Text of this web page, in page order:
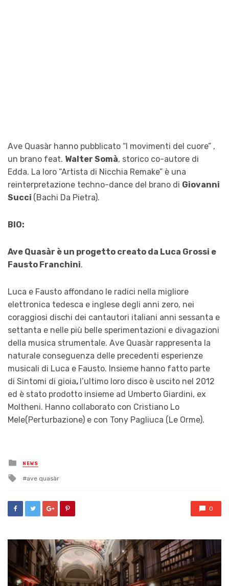
Ave Quasàr hanno pubblicato “I movimenti del cuore” ,
un brano feat. Walter Somà, storico co-autore di
Edda. La loro “Artista di Nicchia Remake” è una
reinterpretazione techno-dance del brano di Giovanni
Succi (Bachi Da Pietra).
BIO:
Ave Quasàr è un progetto creato da Luca Grossi e
Fausto Franchini.
Luca e Fausto affondano le radici nella migliore
elettronica tedesca e inglese degli anni zero, nei
coraggiosi dischi dei cantautori italiani anni sessanta e
settanta e nelle più belle sperimentazioni e divagazioni
della musica strumentale. Ave Quasàr rappresenta la
naturale conseguenza delle precedenti esperienze
musicali di Luca e Fausto. Insieme hanno fatto parte
di Sintomi di gioia, l’ultimo loro disco è uscito nel 2012
ed è stato prodotto insieme ad Umberto Giardini, ex
Moltheni. Hanno collaborato con Cristiano Lo
Mele(Perturbazione) e con Tony Pagliuca (Le Orme).
Posted
in
NEWS
Tagged
ave quasàr
0